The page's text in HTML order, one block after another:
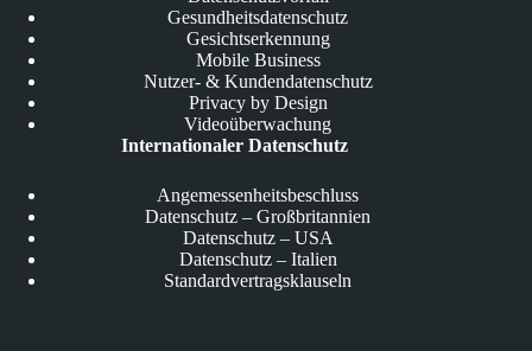
Gesundheitsdatenschutz
Gesichtserkennung
Mobile Business
Nutzer- & Kundendatenschutz
Privacy by Design
Videoüberwachung
Internationaler Datenschutz
Angemessenheitsbeschluss
Datenschutz – Großbritannien
Datenschutz – USA
Datenschutz – Italien
Standardvertragsklauseln